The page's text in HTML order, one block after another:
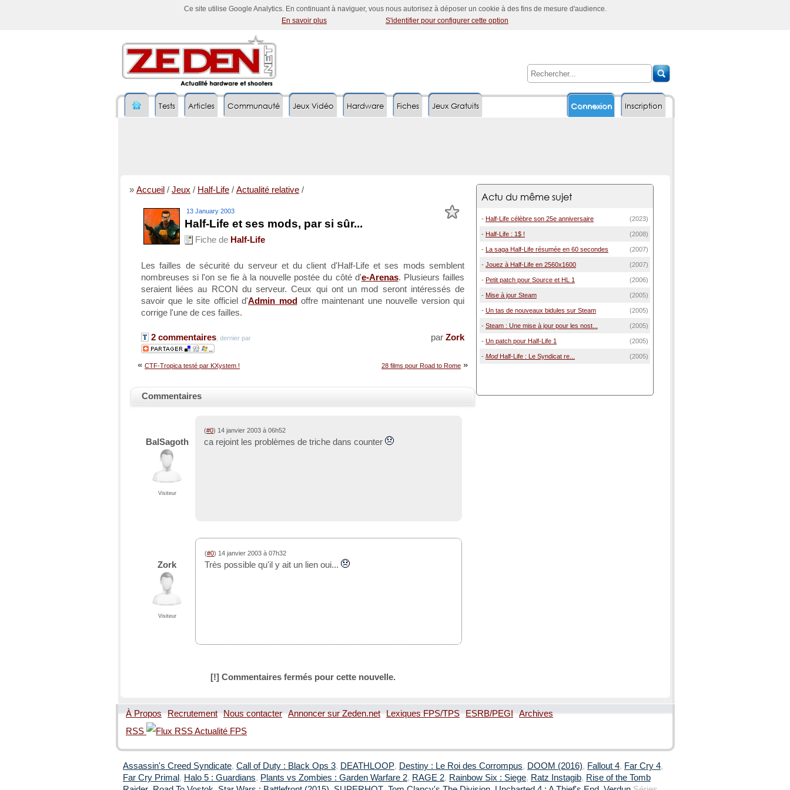
Ce site utilise Google Analytics. En continuant à naviguer, vous nous autorisez à déposer un cookie à des fins de mesure d'audience.
En savoir plus
S'identifier pour configurer cette option
Inscription
Tests Articles Communauté Jeux Vidéo Hardware Fiches Connexion
Jeux Gratuits
» Accueil / Jeux / Half-Life / Actualité relative /
13 January 2003
Half-Life et ses mods, par si sûr...
Fiche de Half-Life
Les failles de sécurité du serveur et du client d'Half-Life et ses mods semblent
nombreuses si l'on se fie à la nouvelle postée du côté d'e-Arenas. Plusieurs failles
seraient liées au RCON du serveur. Ceux qui ont un mod seront intéressés de
savoir que le site officiel d'Admin mod offre maintenant une nouvelle version qui
corrige l'une de ces failles.
par Zork
2 commentaires , dernier par
28 films pour Road to Rome »
« CTF-Tropica testé par KXystem !
Commentaires
BalSagoth
Visiteur
(#0) 14 janvier 2003 à 06h52
ca rejoint les problèmes de triche dans counter
Zork
Visiteur
(#0) 14 janvier 2003 à 07h32
Très possible qu'il y ait un lien oui...
[!] Commentaires fermés pour cette nouvelle.
Actu du même sujet
- Half-Life célèbre son 25e anniversaire (2023)
- Half-Life : 1$ ! (2008)
- La saga Half-Life résumée en 60 secondes (2007)
- Jouez à Half-Life en 2560x1600 (2007)
- Petit patch pour Source et HL 1 (2006)
- Mise à jour Steam (2005)
- Un tas de nouveaux bidules sur Steam (2005)
- Steam : Une mise à jour pour les nost... (2005)
- Un patch pour Half-Life 1 (2005)
- ModHalf-Life : Le Syndicat re... (2005)
À Propos Recrutement Nous contacter Annoncer sur Zeden.net Lexiques FPS/TPS ESRB/PEGI
Archives
RSS
Assassin's Creed Syndicate, Call of Duty : Black Ops 3, DEATHLOOP, Destiny : Le Roi des Corrompus, DOOM (2016), Fallout 4, Far Cry 4,
Far Cry Primal , Halo 5 : Guardians, Plants vs Zombies : Garden Warfare 2, RAGE 2, Rainbow Six : Siege, Ratz Instagib, Rise of the Tomb